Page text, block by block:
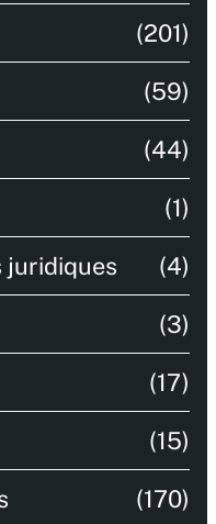
(201)
(59)
(44)
(1)
juridiques (4)
(3)
(17)
(15)
(170)